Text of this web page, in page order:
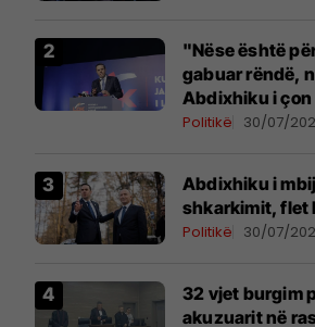
"Nëse është
gabuar rëndë,
Abdixhiku i çon
Përparim
Politikë 30/07/
Abdixhiku i
shkarkimit, flet
Politikë 30/07/
32 vjet burgim
akuzuarit në